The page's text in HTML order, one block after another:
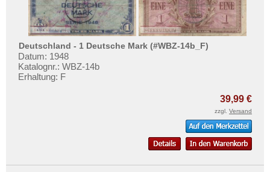
Deutschland - 1 Deutsche Mark (#WBZ-14b_F)
Datum: 1948
Katalognr.: WBZ-14b
Erhaltung: F
39,99 €
zzgl. Versand